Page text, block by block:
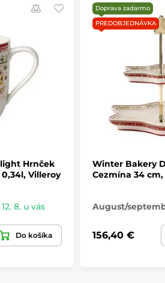
Hrnček
Villeroy
8. u vás
Do košíka
Doprava zadarmo
PREDOBJEDNÁVKA
Winter Bakery
Cezmína 34
August/
156,40 €